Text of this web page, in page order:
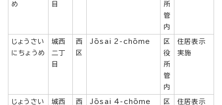
め
目
所
管
内
じょうさい
にちょうめ
城西
二丁
目
西
区
Jōsai 2-chōme
区
役
所
管
内
住居表示
実施
じょうさい
城西
西
Jōsai 4-chōme
区
住居表示